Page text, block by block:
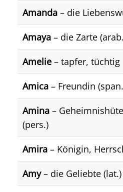
Amanda – die
Amaya – die Zarte
Amelie – tapfer, tüchtig
Amica – Freundin
Amina –
(pers.)
Amira – Königin,
Amy– die Geliebte (lat.)